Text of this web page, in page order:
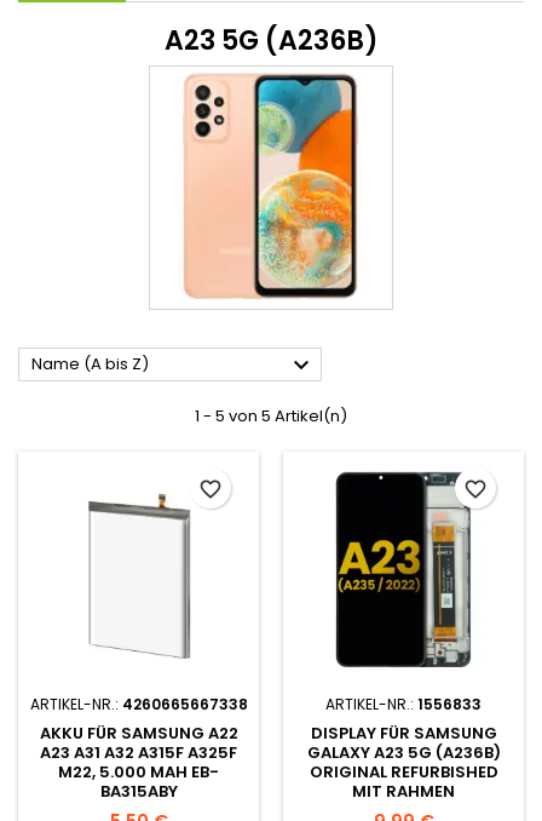
A23 5G (A236B)
Name (A bis Z) 
1 - 5 von 5 Artikel(n)
ARTIKEL-NR.: 4260665667338
AKKU FÜR SAMSUNG A22
A23 A31 A32 A315F A325F
M22, 5.000 MAH EB-
BA315ABY
favorite_border
ARTIKEL-NR.: 1556833
DISPLAY FÜR SAMSUNG
GALAXY A23 5G (A236B)
ORIGINAL REFURBISHED
MIT RAHMEN
favorite_border